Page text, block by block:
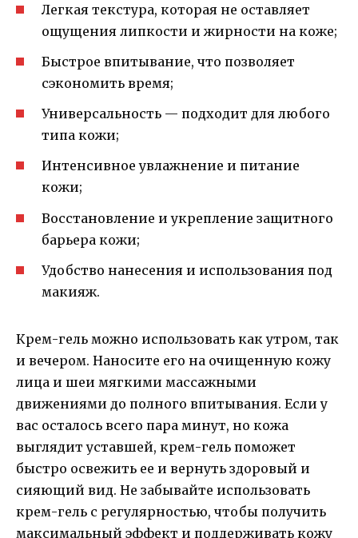
Легкая текстура, которая не оставляет
ощущения липкости и жирности на коже;
Быстрое впитывание, что позволяет
сэкономить время;
Универсальность — подходит для любого
типа кожи;
Интенсивное увлажнение и питание
кожи;
Восстановление и укрепление защитного
барьера кожи;
Удобство нанесения и использования под
макияж.
Крем-гель можно использовать как утром, так
и вечером. Наносите его на очищенную кожу
лица и шеи мягкими массажными
движениями до полного впитывания. Если у
вас осталось всего пара минут, но кожа
выглядит уставшей, крем-гель поможет
быстро освежить ее и вернуть здоровый и
сияющий вид. Не забывайте использовать
крем-гель с регулярностью, чтобы получить
максимальный эффект и поддерживать кожу